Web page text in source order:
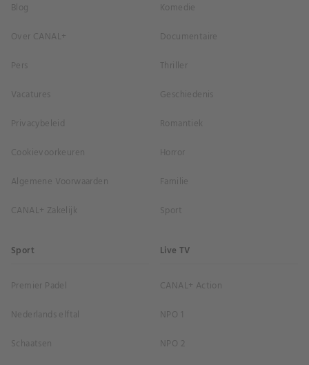
Blog
Over CANAL+
Pers
Vacatures
Privacybeleid
Cookievoorkeuren
Algemene Voorwaarden
CANAL+ Zakelijk
Komedie
Documentaire
Thriller
Geschiedenis
Romantiek
Horror
Familie
Sport
Sport
Premier Padel
Nederlands elftal
Schaatsen
Live TV
CANAL+ Action
NPO 1
NPO 2